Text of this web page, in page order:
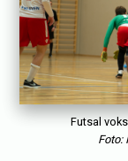
Futsal
Foto: